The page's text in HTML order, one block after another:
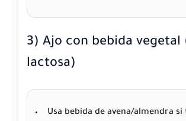
3) Ajo con bebida vegetal
lactosa)
Usa bebida de avena/almendra si